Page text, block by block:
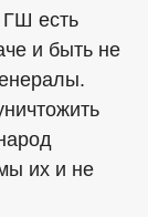
есть
и быть не
их и не